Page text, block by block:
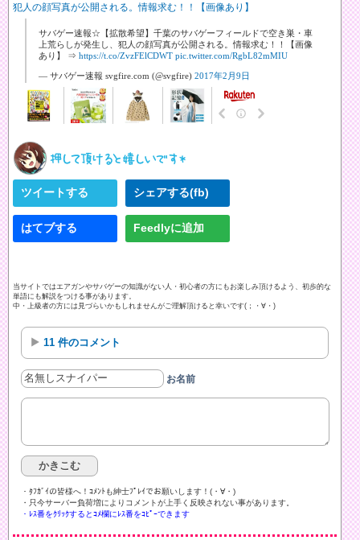
犯人の顔写真が公開される。情報求む！！【画像あり】
サバゲー速報☆【拡散希望】千葉のサバゲーフィールドで空き巣・車
上荒らしが発生し、犯人の顔写真が公開される。情報求む！！【画像
あり】 ⇒ https://t.co/ZvzFElCDWT pic.twitter.com/RgbL82mMIU
— サバゲー速報 svgfire.com (@svgfire) 2017年2月9日
ツイートする シェアする(fb)
はてブする Feedlyに追加
当サイトではエアガンやサバゲーの知識がない人・初心者の方にもお楽しみ頂けるよう、初歩的な
単語にも解説をつける事があります。
中・上級者の方には見づらいかもしれませんがご理解頂けると幸いです(；・∀・)
11 件のコメント
お名前
・ﾀﾌｶﾞｲの皆様へ！ｺﾒﾝﾄも紳士ﾌﾟﾚｲでお願いします！(・∀・)ゞ
・只今サーバー負荷増によりコメントが上手く反映されない事があります。
・ﾚｽ番をｸﾘｯｸするとｺﾒ欄にﾚｽ番をｺﾋﾟｰできます